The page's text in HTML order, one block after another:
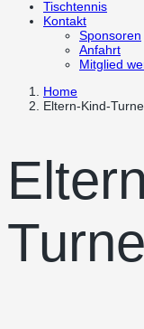
Tischtennis
Kontakt
Sponsoren
Anfahrt
Mitglied
Home
Eltern-Kind-